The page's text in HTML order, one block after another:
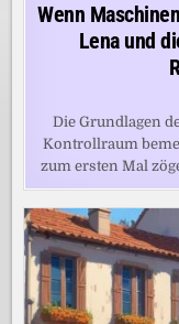
Wenn
Lena und
Die Grundlagen
Kontrollraum
zum ersten Mal